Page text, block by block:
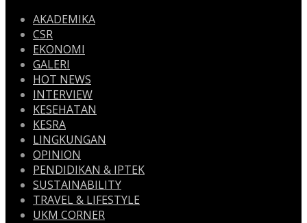
AKADEMIKA
CSR
EKONOMI
GALERI
HOT NEWS
INTERVIEW
KESEHATAN
KESRA
LINGKUNGAN
OPINION
PENDIDIKAN & IPTEK
SUSTAINABILITY
TRAVEL & LIFESTYLE
UKM CORNER